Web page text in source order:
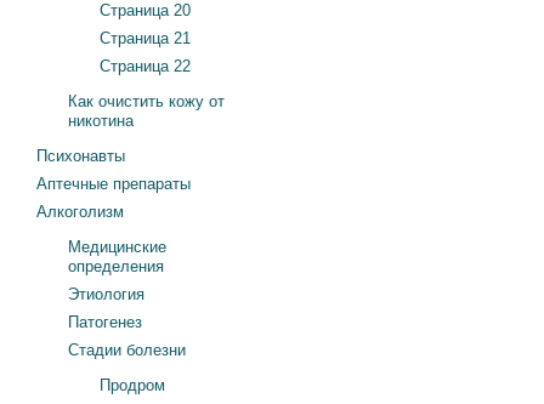
Страница 20
Страница 21
Страница 22
Как очистить кожу от
никотина
Психонавты
Аптечные препараты
Алкоголизм
Медицинские
определения
Этиология
Патогенез
Стадии болезни
Продром